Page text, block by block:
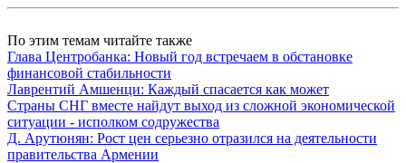
По этим темам читайте также
Глава Центробанка: Новый год встречаем в обстановке
финансовой стабильности
Лаврентий Амшенци: Каждый спасается как может
Страны СНГ вместе найдут выход из сложной экономической
ситуации - исполком содружества
Д. Арутюнян: Рост цен серьезно отразился на деятельности
правительства Армении